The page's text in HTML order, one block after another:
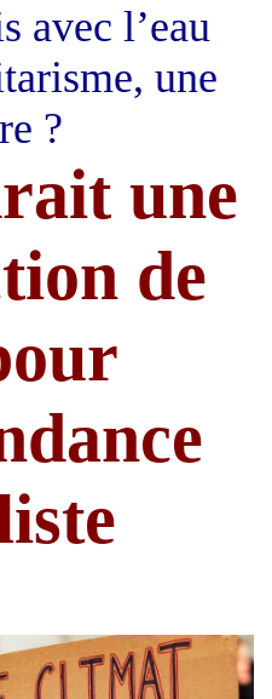
avec l’eau
une
?
une
de